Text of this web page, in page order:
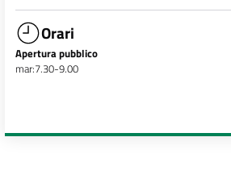
Orari
Apertura pubblico
mar:7.30-9.00